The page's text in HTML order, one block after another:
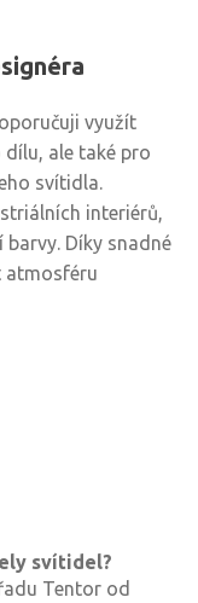
využít
dílu, ale také pro
svítidla.
interiérů,
Díky snadné
atmosféru
svítidel?
Tentor od